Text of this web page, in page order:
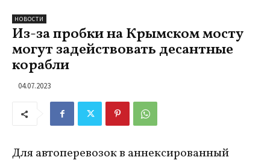
НОВОСТИ
Из-за пробки на Крымском мосту
могут задействовать десантные
корабли
04.07.2023
Для автоперевозок в аннексированный